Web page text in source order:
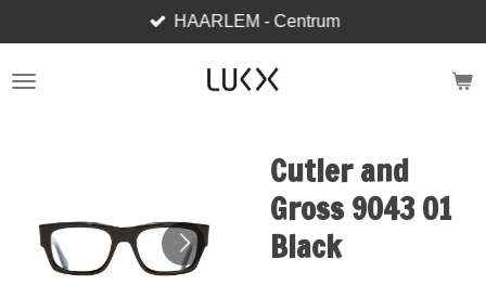
direct
naar
HAARLEM - Centrum
Cutler and
Gross 9043 01
Black